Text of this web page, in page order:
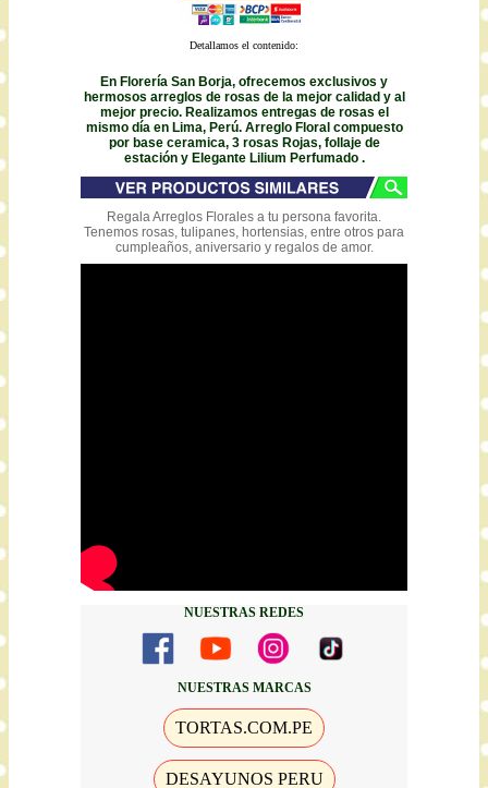
Detallamos el contenido:
En Florería San Borja, ofrecemos exclusivos y
hermosos arreglos de rosas de la mejor calidad y al
mejor precio. Realizamos entregas de rosas el
mismo día en Lima, Perú. Arreglo Floral compuesto
por base ceramica, 3 rosas Rojas, follaje de
estación y Elegante Lilium Perfumado .
Regala Arreglos Florales a tu persona favorita.
Tenemos rosas, tulipanes, hortensias, entre otros para
cumpleaños, aniversario y regalos de amor.
NUESTRAS REDES
NUESTRAS MARCAS
TORTAS.COM.PE
DESAYUNOS PERU